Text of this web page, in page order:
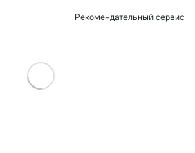
Рекомендательный сервис
Load More